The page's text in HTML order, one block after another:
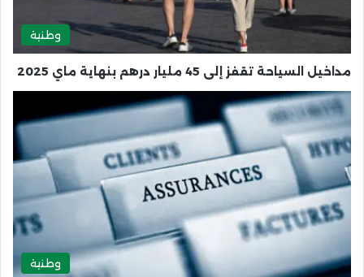
وطنية
مداخيل السياحة تقفز إلى 45 مليار درهم بنهاية ماي 2025
وطنية